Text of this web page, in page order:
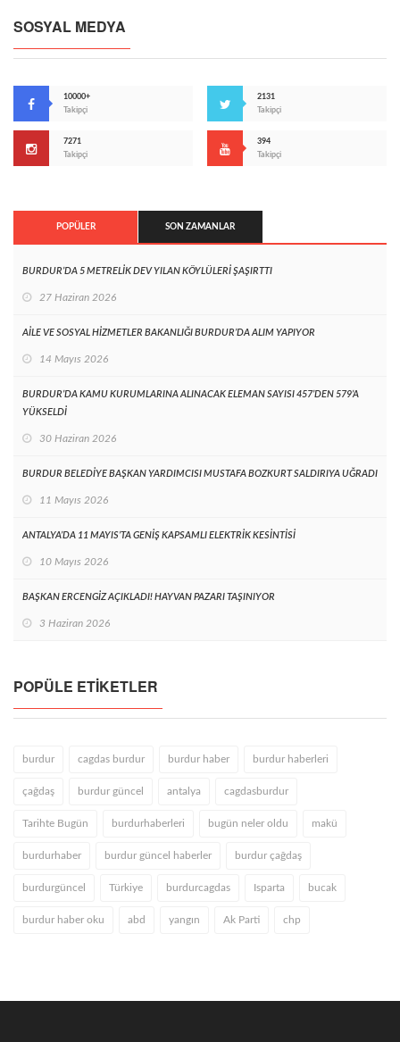
SOSYAL MEDYA
10000+
Takipçi
2131
Takipçi
7271
Takipçi
394
Takipçi
POPÜLER SON ZAMANLAR
BURDUR’DA 5 METRELİK DEV YILAN KÖYLÜLERİ ŞAŞIRTTI
27 Haziran 2026
AİLE VE SOSYAL HİZMETLER BAKANLIĞI BURDUR’DA ALIM YAPIYOR
14 Mayıs 2026
BURDUR’DA KAMU KURUMLARINA ALINACAK ELEMAN SAYISI 457’DEN 579’A
YÜKSELDİ
30 Haziran 2026
BURDUR BELEDİYE BAŞKAN YARDIMCISI MUSTAFA BOZKURT SALDIRIYA UĞRADI
11 Mayıs 2026
ANTALYA’DA 11 MAYIS’TA GENİŞ KAPSAMLI ELEKTRİK KESİNTİSİ
10 Mayıs 2026
BAŞKAN ERCENGİZ AÇIKLADI! HAYVAN PAZARI TAŞINIYOR
3 Haziran 2026
POPÜLE ETIKETLER
burdur cagdas burdur burdur haber burdur haberleri
çağdaş burdur güncel antalya cagdasburdur
Tarihte Bugün burdurhaberleri bugün neler oldu makü
burdurhaber burdur güncel haberler burdur çağdaş
burdurgüncel Türkiye burdurcagdas Isparta bucak
burdur haber oku abd yangın Ak Parti chp